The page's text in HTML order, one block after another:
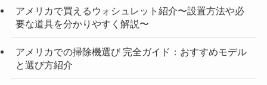
アメリカで買えるウォシュレット紹介〜設置方法や必
要な道具を分かりやすく解説〜
アメリカでの掃除機選び 完全ガイド：おすすめモデル
と選び方紹介